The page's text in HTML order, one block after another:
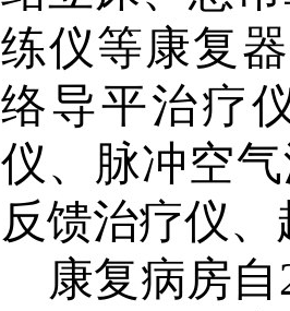
练仪等康复
络导平治疗
仪、脉冲空
反馈治疗仪
康复病房自